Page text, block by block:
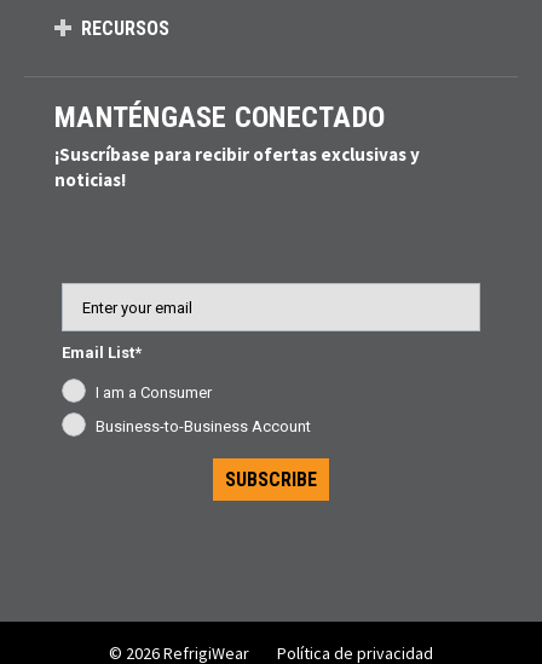
RECURSOS
MANTÉNGASE CONECTADO
¡Suscríbase para recibir ofertas exclusivas y
noticias!
Email List*
I am a Consumer
Business-to-Business Account
SUBSCRIBE
© 2026 RefrigiWear Política de privacidad